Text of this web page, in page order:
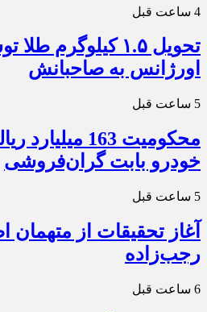
4 ساعت قبل
تحویل ۱.۵ کیلوگرم
اورژانس به صاحبانش
5 ساعت قبل
محکومیت 163
خودرو بابت گران‌فروشی
5 ساعت قبل
آغاز تحقیقات از
رجب‌زاده
6 ساعت قبل